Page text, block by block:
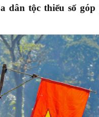
lý
dân tộc thiểu số